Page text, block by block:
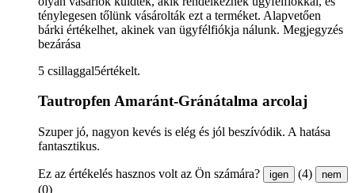
ténylegesen tőlünk vásárolták ezt a terméket. Alapvetően
bárki értékelhet, akinek van ügyfélfiókja nálunk. Megjegyzés
bezárása
5 csillaggal5értékelt.
Tautropfen Amaránt-Gránátalma arcolaj
Szuper jó, nagyon kevés is elég és jól beszívódik. A hatása
fantasztikus.
Ez az értékelés hasznos volt az Ön számára? igen (4) nem
(0)